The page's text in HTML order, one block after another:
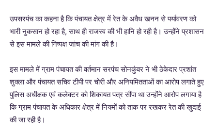
उपसरपंच का कहना है कि पंचायत क्षेत्र में रेत के अवैध खनन से पर्यावरण को
भारी नुकसान हो रहा है, साथ ही राजस्व की भी हानि हो रही है। उन्होंने प्रशासन
से इस मामले की निष्पक्ष जांच की मांग की है।
इस मामले में ग्राम पंचायत की वर्तमान सरपंच सोनकुंवर ने भी ठेकेदार प्रशांत
शुक्ला और पंचायत सचिव टीपी पर चोरी और अनियमितताओं का आरोप लगाते हुए
पुलिस अधीक्षक एवं कलेक्टर को शिकायत पत्र सौंपा था उन्होंने आरोप लगाया है
कि ग्राम पंचायत के अधिकार क्षेत्र में नियमों को ताक पर रखकर रेत की खुदाई
की जा रही है।